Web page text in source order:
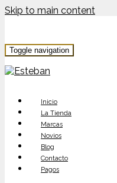
Skip to main content
Toggle navigation
Inicio
La Tienda
Marcas
Novios
Blog
Contacto
Pagos